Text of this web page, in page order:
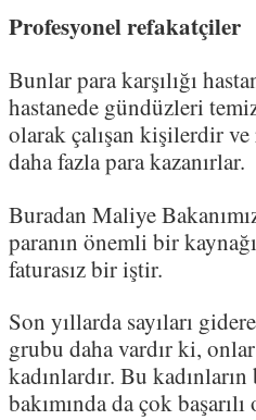
Profesyonel refakatçiler
Bunlar para karşılığı
hastanede gündüzleri
olarak çalışan kişilerdir
daha fazla para kazanırlar.
Buradan Maliye
paranın önemli bir
faturasız bir iştir.
Son yıllarda sayıları
grubu daha vardır ki,
kadınlardır. Bu
bakımında da çok